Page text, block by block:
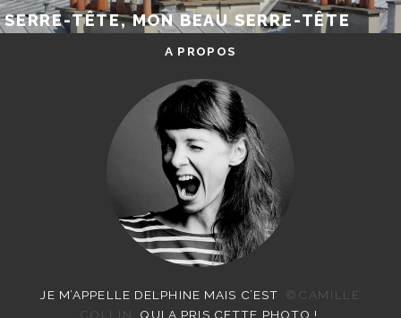
SERRE-TÊTE, MON BEAU SERRE-TÊTE
A PROPOS
JE M’APPELLE DELPHINE MAIS C’EST
©CAMILLE
COLLIN
QUI A PRIS CETTE PHOTO !